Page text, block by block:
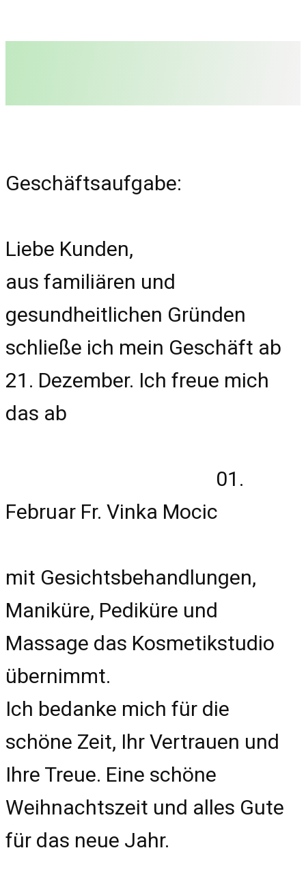
Geschäftsaufgabe:
Liebe Kunden,
aus familiären und
gesundheitlichen Gründen
schließe ich mein Geschäft ab
21. Dezember. Ich freue mich
das ab
01.
Februar Fr. Vinka Mocic
mit Gesichtsbehandlungen,
Maniküre, Pediküre und
Massage das Kosmetikstudio
übernimmt.
Ich bedanke mich für die
schöne Zeit, Ihr Vertrauen und
Ihre Treue. Eine schöne
Weihnachtszeit und alles Gute
für das neue Jahr.